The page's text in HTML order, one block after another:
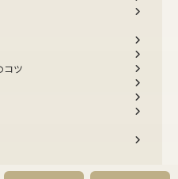
コツ